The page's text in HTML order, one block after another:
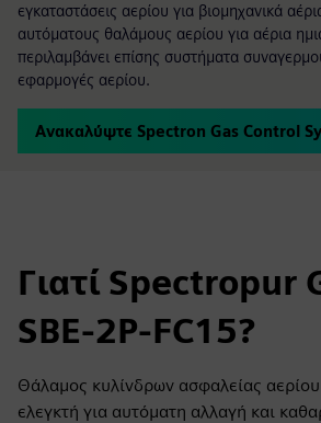
εγκαταστάσεις αερίου για βιομηχανικά
αυτόματους θαλάμους αερίου για αέρια
περιλαμβάνει επίσης συστήματα
εφαρμογές αερίου.
Ανακαλύψτε Spectron Gas Control
Γιατί Spectropur
SBE-2P-FC15?
Θάλαμος κυλίνδρων ασφαλείας
ελεγκτή για αυτόματη αλλαγή και